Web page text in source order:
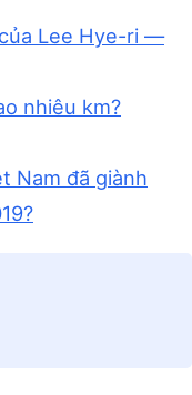
Lee Hye-ri —
nhiêu km?
Nam đã giành